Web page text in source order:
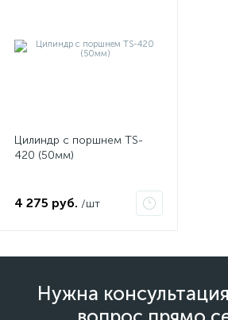
Цилиндр с поршнем TS-
420 (50мм)
4 275 руб. /шт
Нужна